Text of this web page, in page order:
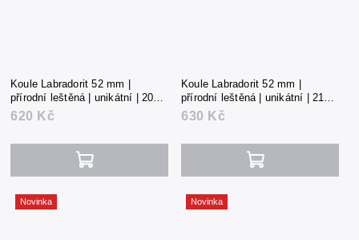
Koule Labradorit 52 mm |
přírodní leštěná | unikátní | 206 g
| Madagaskar
620 Kč
Koule Labradorit 52 mm |
přírodní leštěná | unikátní | 210 g
| Madagaskar
630 Kč
Novinka Novinka